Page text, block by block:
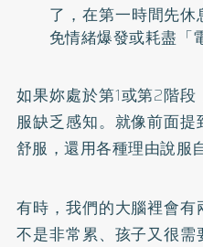
了，在第一時間先
免情緒爆發或耗盡「
如果妳處於第1或第2階
服缺乏感知。就像前面
舒服，還用各種理由說服
有時，我們的大腦裡會
不是非常累、孩子又很